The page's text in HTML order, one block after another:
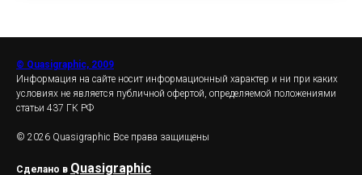
© Quasigraphic, 2009
Информация на сайте носит информационный характер и ни при каких
условиях не является публичной офертой, определяемой положениями
статьи 437 ГК РФ
© 2026 Quasigraphic Все права защищены
Сделано в Quasigraphic